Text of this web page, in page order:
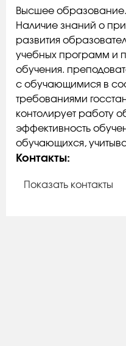
Высшее образование.
Наличие знаний о
развития
учебных программ и
обучения.
с обучающимися в
требованиями
контолирует работу
эффективность
обучающихся,
Контакты:
Показать контакты